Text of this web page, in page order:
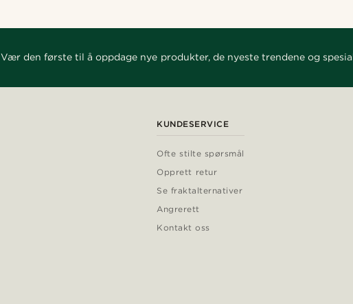
Vær den første til å oppdage nye produkter, de nyeste trendene og
KUNDESERVICE
Ofte stilte spørsmål
Opprett retur
Se fraktalternativer
Angrerett
Kontakt oss